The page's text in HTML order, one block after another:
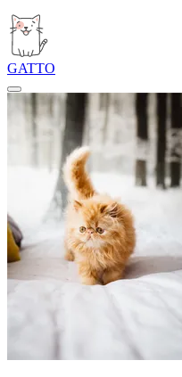
GATTO